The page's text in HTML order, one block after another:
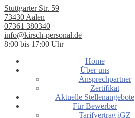
Stuttgarter Str. 59
73430 Aalen
07361 380340
info@kirsch-personal.de
8:00 bis 17:00 Uhr
Home
Über uns
Ansprechpartner
Zertifikat
Aktuelle Stellenangebote
Für Bewerber
Tarifvertrag iGZ